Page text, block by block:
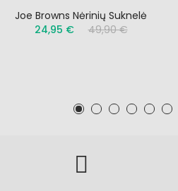
Joe Browns Nėrinių Suknelė
24,95 €
49,90 €